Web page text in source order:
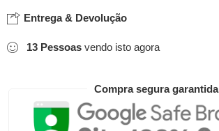
Entrega & Devolução
13 Pessoas vendo isto agora
Compra segura garantida